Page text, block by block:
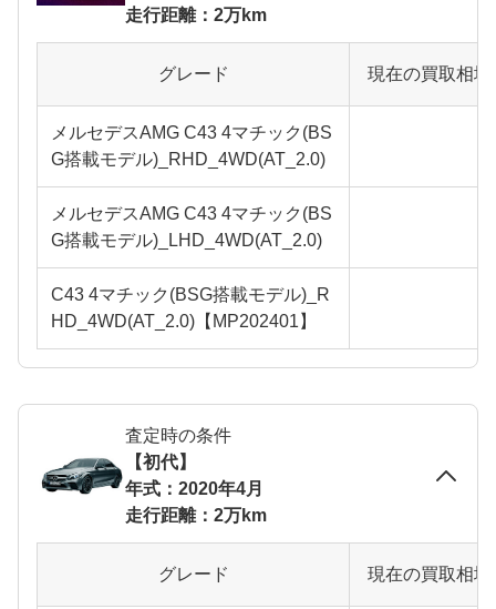
走行距離：2万km
グレード 現在の買取相
メルセデスAMG C43 4マチック(BS
G搭載モデル)_RHD_4WD(AT_2.0)
メルセデスAMG C43 4マチック(BS
G搭載モデル)_LHD_4WD(AT_2.0)
C43 4マチック(BSG搭載モデル)_R
HD_4WD(AT_2.0)【MP202401】
査定時の条件
【初代】
年式：2020年4月
走行距離：2万km
グレード 現在の買取相